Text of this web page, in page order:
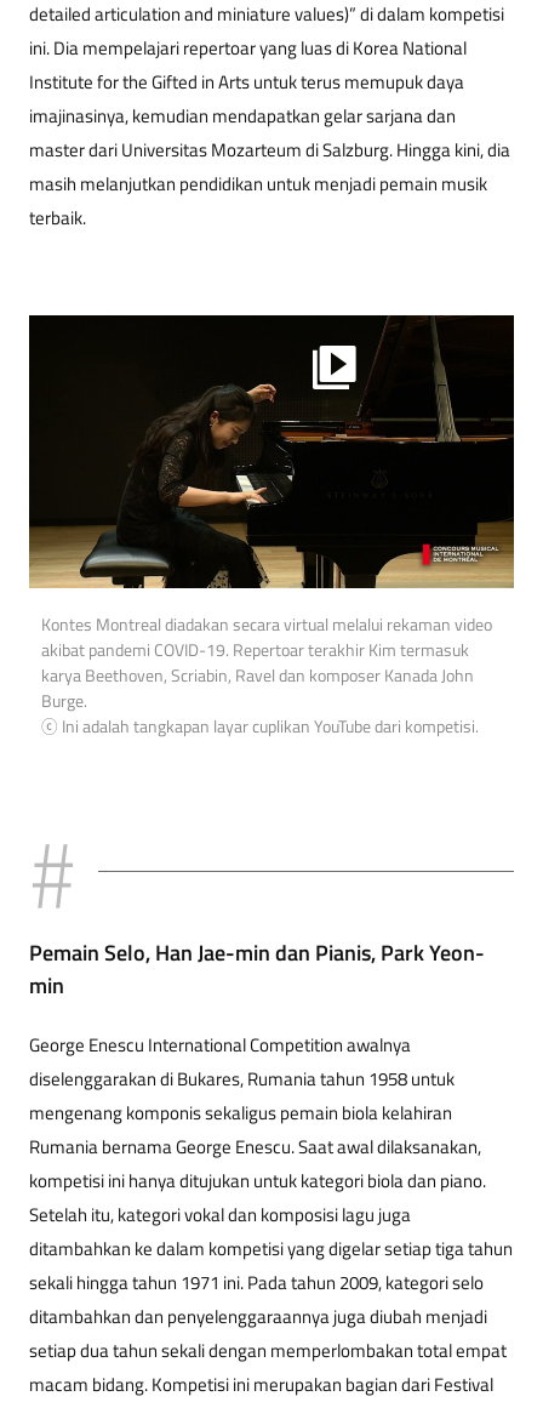
detailed articulation and miniature values)” di dalam kompetisi
ini. Dia mempelajari repertoar yang luas di Korea National
Institute for the Gifted in Arts untuk terus memupuk daya
imajinasinya, kemudian mendapatkan gelar sarjana dan
master dari Universitas Mozarteum di Salzburg. Hingga kini, dia
masih melanjutkan pendidikan untuk menjadi pemain musik
terbaik.
Kontes Montreal diadakan secara virtual melalui rekaman video
akibat pandemi COVID-19. Repertoar terakhir Kim termasuk
karya Beethoven, Scriabin, Ravel dan komposer Kanada John
Burge.
ⓒ Ini adalah tangkapan layar cuplikan YouTube dari kompetisi.
Pemain Selo, Han Jae-min dan Pianis, Park Yeon-
min
George Enescu International Competition awalnya
diselenggarakan di Bukares, Rumania tahun 1958 untuk
mengenang komponis sekaligus pemain biola kelahiran
Rumania bernama George Enescu. Saat awal dilaksanakan,
kompetisi ini hanya ditujukan untuk kategori biola dan piano.
Setelah itu, kategori vokal dan komposisi lagu juga
ditambahkan ke dalam kompetisi yang digelar setiap tiga tahun
sekali hingga tahun 1971 ini. Pada tahun 2009, kategori selo
ditambahkan dan penyelenggaraannya juga diubah menjadi
setiap dua tahun sekali dengan memperlombakan total empat
macam bidang. Kompetisi ini merupakan bagian dari Festival